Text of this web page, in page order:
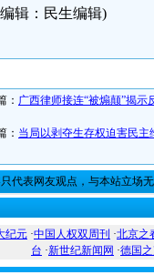
辑：民生编辑)
： 广西律师接连“被煽颠”揭示
： 当局以剥夺生存权迫害民主
只代表网友观点，与本站立场
纪元 ·中国人权双周刊 ·北京之
台 ·新世纪新闻网 ·德国